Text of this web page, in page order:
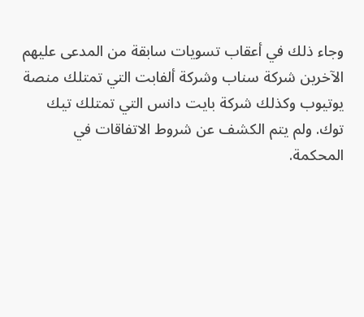
⁠وجاء ذلك في أعقاب تسويات سابقة من المدعى عليهم
الآخرين شركة سناب وشركة ألفابت التي تمتلك منصة
يوتيوب وكذلك شركة بايت دانس التي تمتلك تيك
توك. ولم يتم الكشف عن شروط الاتفاقات في
المحكمة.